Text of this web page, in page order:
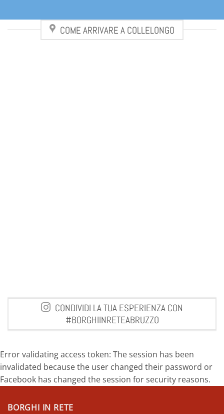
COME ARRIVARE A COLLELONGO
CONDIVIDI LA TUA ESPERIENZA CON
#BORGHIINRETEABRUZZO
Error validating access token: The session has been
invalidated because the user changed their password or
Facebook has changed the session for security reasons.
BORGHI IN RETE